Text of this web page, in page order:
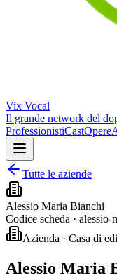
Vix Vocal
Il grande network del
ProfessionistiCastOpere
Tutte le aziende
Alessio Maria Bianchi
Codice scheda · alessio-
Azienda · Casa di
Alessio Maria